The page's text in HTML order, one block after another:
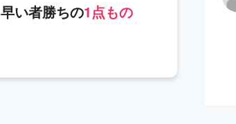
早い者勝ちの1点もの